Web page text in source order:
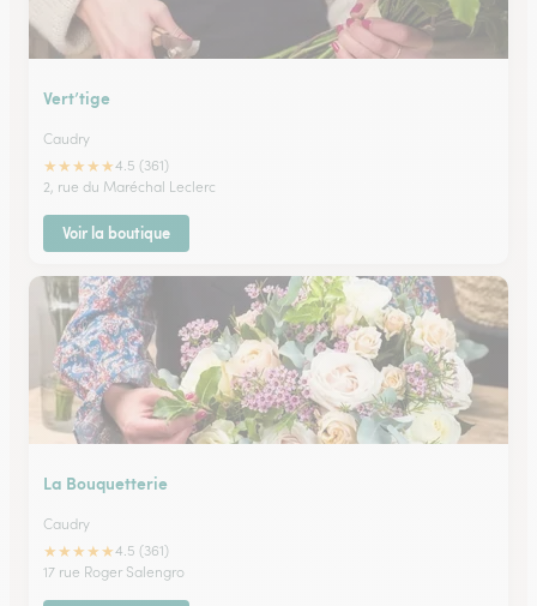
Vert’tige
Caudry
★★★★★4.5 (361)
2, rue du Maréchal Leclerc
Voir la boutique
La Bouquetterie
Caudry
★★★★★4.5 (361)
17 rue Roger Salengro